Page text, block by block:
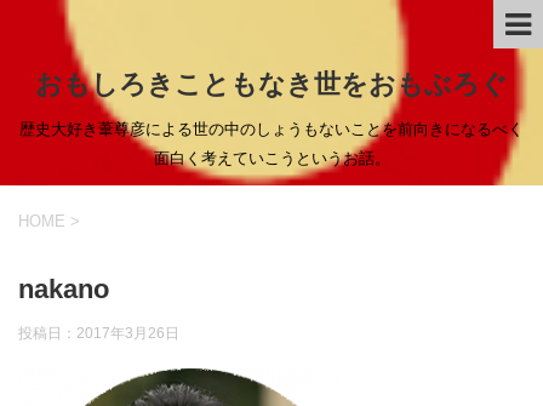
おもしろきこともなき世をおもぶろぐ
歴史大好き葦尊彦による世の中のしょうもないことを前向きになるべく
面白く考えていこうというお話。
HOME >
nakano
投稿日： 2017年3月26日